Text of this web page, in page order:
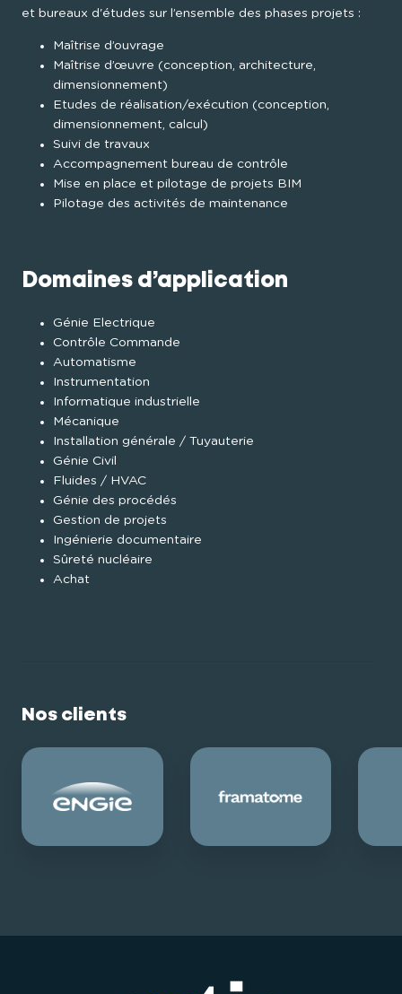
et bureaux d'études sur l’ensemble des phases projets :
Maîtrise d’ouvrage
Maîtrise d’œuvre (conception, architecture,
dimensionnement)
Etudes de réalisation/exécution (conception,
dimensionnement, calcul)
Suivi de travaux
Accompagnement bureau de contrôle
Mise en place et pilotage de projets BIM
Pilotage des activités de maintenance
Domaines d’application
Génie Electrique
Contrôle Commande
Automatisme
Instrumentation
Informatique industrielle
Mécanique
Installation générale / Tuyauterie
Génie Civil
Fluides / HVAC
Génie des procédés
Gestion de projets
Ingénierie documentaire
Sûreté nucléaire
Achat
Nos clients